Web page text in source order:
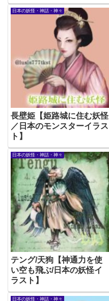
日本の妖怪・神話・神々
長壁姫【姫路城に住む妖怪
／日本のモンスターイラス
ト】
日本の妖怪・神話・神々
テング/天狗【神通力を使
い空も飛ぶ/日本の妖怪イ
ラスト】
日本の妖怪・神話・神々